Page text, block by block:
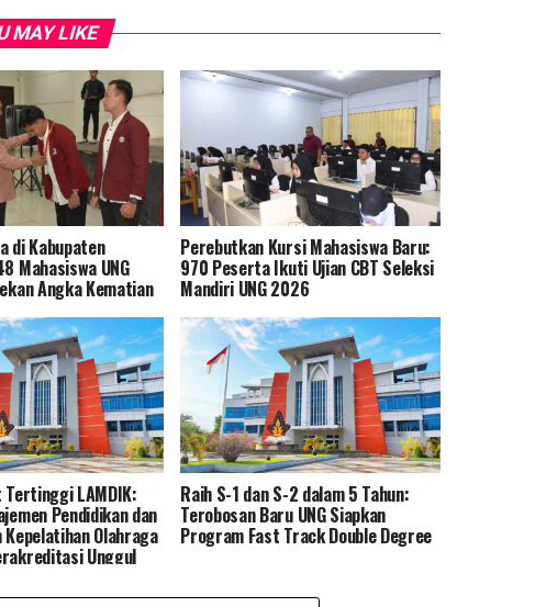
MAY LIKE
di Kabupaten
Mahasiswa UNG
Angka Kematian
Perebutkan Kursi Mahasiswa Baru:
970 Peserta Ikuti Ujian CBT Seleksi
Mandiri UNG 2026
LAMDIK:
Pendidikan dan
Kepelatihan Olahraga
Unggul
Raih S-1 dan S-2 dalam 5 Tahun:
Terobosan Baru UNG Siapkan
Program Fast Track Double Degree